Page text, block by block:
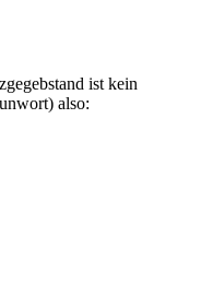
ist kein
also: